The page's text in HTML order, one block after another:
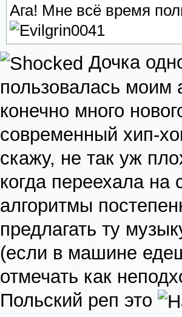
Ага! Мне всё время
Дочка
пользовалась моим
конечно много
современный хип-
скажу, не так уж
когда переехала на
алгоритмы
предлагать ту
(если в машине
отмечать как
Польский реп это